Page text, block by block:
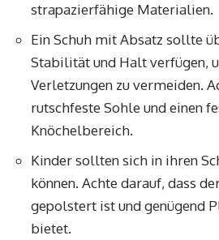
strapazierfähige Materialien.
Ein Schuh mit Absatz sollte
Stabilität und Halt verfügen,
Verletzungen zu vermeiden.
rutschfeste Sohle und einen
Knöchelbereich.
Kinder sollten sich in ihren
können. Achte darauf, dass
gepolstert ist und genügend
bietet.